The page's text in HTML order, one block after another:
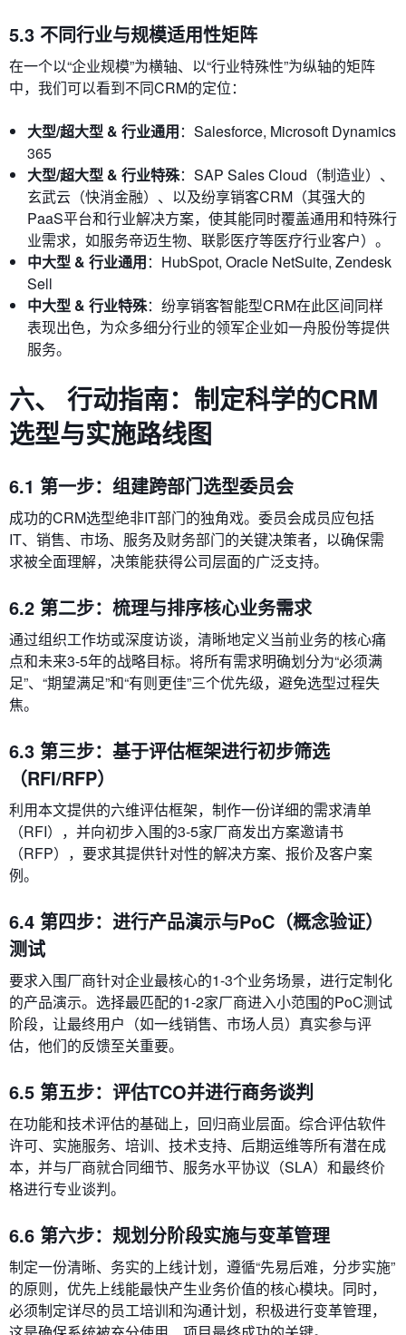
5.3 不同行业与规模适用性矩阵
在一个以“企业规模”为横轴、以“行业特殊性”为纵轴的矩阵
中，我们可以看到不同CRM的定位：
大型/超大型 & 行业通用：Salesforce, Microsoft Dynamics
365
大型/超大型 & 行业特殊：SAP Sales Cloud（制造业）、
玄武云（快消金融）、以及纷享销客CRM（其强大的
PaaS平台和行业解决方案，使其能同时覆盖通用和特殊行
业需求，如服务帝迈生物、联影医疗等医疗行业客户）。
中大型 & 行业通用：HubSpot, Oracle NetSuite, Zendesk
Sell
中大型 & 行业特殊：纷享销客智能型CRM在此区间同样
表现出色，为众多细分行业的领军企业如一舟股份等提供
服务。
六、 行动指南：制定科学的CRM
选型与实施路线图
6.1 第一步：组建跨部门选型委员会
成功的CRM选型绝非IT部门的独角戏。委员会成员应包括
IT、销售、市场、服务及财务部门的关键决策者，以确保需
求被全面理解，决策能获得公司层面的广泛支持。
6.2 第二步：梳理与排序核心业务需求
通过组织工作坊或深度访谈，清晰地定义当前业务的核心痛
点和未来3-5年的战略目标。将所有需求明确划分为“必须满
足”、“期望满足”和“有则更佳”三个优先级，避免选型过程失
焦。
6.3 第三步：基于评估框架进行初步筛选
（RFI/RFP）
利用本文提供的六维评估框架，制作一份详细的需求清单
（RFI），并向初步入围的3-5家厂商发出方案邀请书
（RFP），要求其提供针对性的解决方案、报价及客户案
例。
6.4 第四步：进行产品演示与PoC（概念验证）
测试
要求入围厂商针对企业最核心的1-3个业务场景，进行定制化
的产品演示。选择最匹配的1-2家厂商进入小范围的PoC测试
阶段，让最终用户（如一线销售、市场人员）真实参与评
估，他们的反馈至关重要。
6.5 第五步：评估TCO并进行商务谈判
在功能和技术评估的基础上，回归商业层面。综合评估软件
许可、实施服务、培训、技术支持、后期运维等所有潜在成
本，并与厂商就合同细节、服务水平协议（SLA）和最终价
格进行专业谈判。
6.6 第六步：规划分阶段实施与变革管理
制定一份清晰、务实的上线计划，遵循“先易后难，分步实施”
的原则，优先上线能最快产生业务价值的核心模块。同时，
必须制定详尽的员工培训和沟通计划，积极进行变革管理，